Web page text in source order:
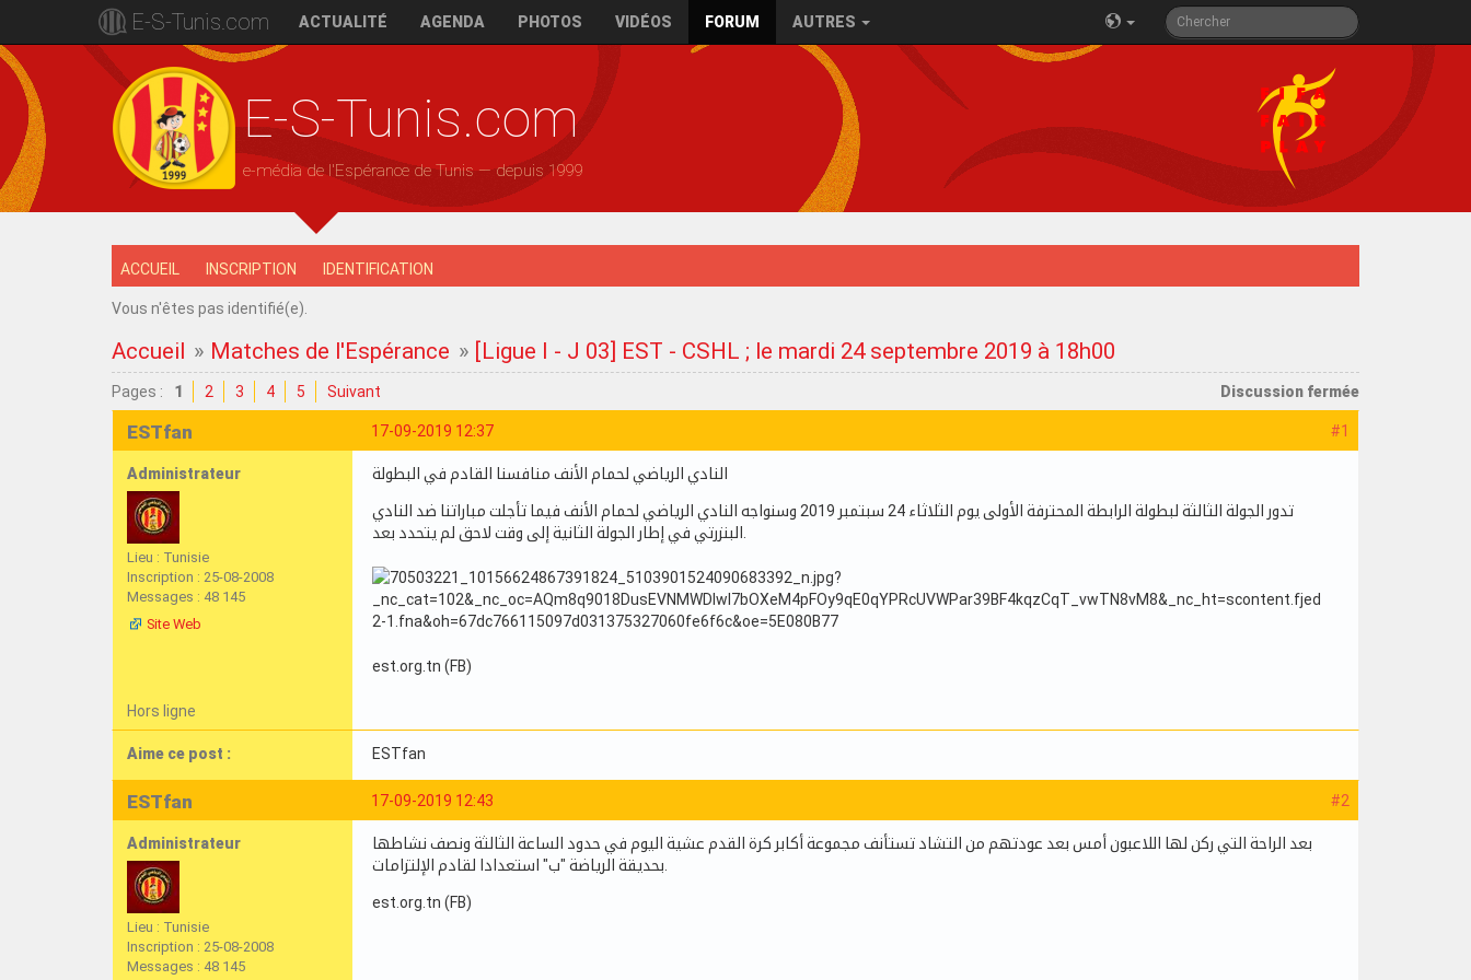
E-S-Tunis.com ACTUALITÉ AGENDA PHOTOS VIDÉOS FORUM AUTRES
E-S-Tunis.com
e-média de l'Espérance de Tunis — depuis 1999
ACCUEIL INSCRIPTION IDENTIFICATION
Vous n'êtes pas identifié(e).
Accueil » Matches de l'Espérance » [Ligue I - J 03] EST - CSHL ; le mardi 24 septembre 2019 à 18h00
Pages : 1 2 3 4 5 Suivant Discussion fermée
#1
17-09-2019 12:37
ESTfan
Administrateur
Lieu : Tunisie
Inscription : 25-08-2008
Messages : 48 145
Site Web
النادي الرياضي لحمام الأنف منافسنا القادم في البطولة
تدور الجولة الثالثة لبطولة الرابطة المحترفة الأولى يوم الثلاثاء 24 سبتمبر 2019 وسنواجه النادي الرياضي لحمام الأنف فيما تأجلت مباراتنا ضد النادي
البنزرتي في إطار الجولة الثانية إلى وقت لاحق لم يتحدد بعد.
est.org.tn (FB)
Hors ligne
Aime ce post : ESTfan
#2
17-09-2019 12:43
ESTfan
Administrateur
Lieu : Tunisie
Inscription : 25-08-2008
Messages : 48 145
بعد الراحة التي ركن لها اللاعبون أمس بعد عودتهم من التشاد تستأنف مجموعة أكابر كرة القدم عشية اليوم في حدود الساعة الثالثة ونصف نشاطها
بحديقة الرياضة "ب" استعدادا لقادم الإلتزامات.
est.org.tn (FB)